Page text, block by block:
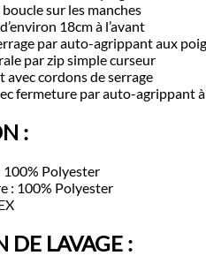
sur les manches
18cm à l’avant
par auto-agrippant aux
par zip simple curseur
avec cordons de serrage
fermeture par auto-agrippant
:
100% Polyester
: 100% Polyester
DE LAVAGE :